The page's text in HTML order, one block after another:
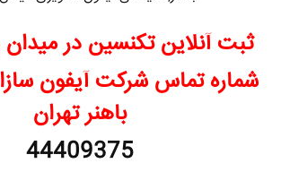
ثبت آنلاین تکنسین در میدان
شماره تماس شرکت آیفون
باهنر تهران
44409375